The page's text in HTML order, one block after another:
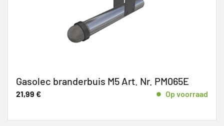
Gasolec branderbuis M5 Art. Nr. PM065E
21,99 € Op voorraad